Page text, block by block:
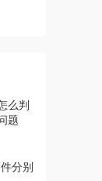
么判
题
分别